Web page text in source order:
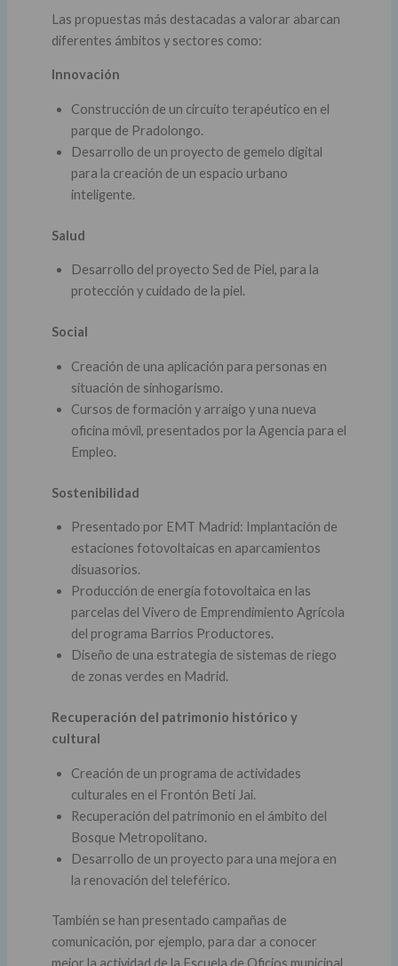
Las propuestas más destacadas a valorar abarcan
diferentes ámbitos y sectores como:
Innovación
Construcción de un circuito terapéutico en el
parque de Pradolongo.
Desarrollo de un proyecto de gemelo digital
para la creación de un espacio urbano
inteligente.
Salud
Desarrollo del proyecto Sed de Piel, para la
protección y cuidado de la piel.
Social
Creación de una aplicación para personas en
situación de sinhogarismo.
Cursos de formación y arraigo y una nueva
oficina móvil, presentados por la Agencia para el
Empleo.
Sostenibilidad
Presentado por EMT Madrid: Implantación de
estaciones fotovoltaicas en aparcamientos
disuasorios.
Producción de energía fotovoltaica en las
parcelas del Vivero de Emprendimiento Agrícola
del programa Barrios Productores.
Diseño de una estrategia de sistemas de riego
de zonas verdes en Madrid.
Recuperación del patrimonio histórico y
cultural
Creación de un programa de actividades
culturales en el Frontón Beti Jai.
Recuperación del patrimonio en el ámbito del
Bosque Metropolitano.
Desarrollo de un proyecto para una mejora en
la renovación del teleférico.
También se han presentado campañas de
comunicación, por ejemplo, para dar a conocer